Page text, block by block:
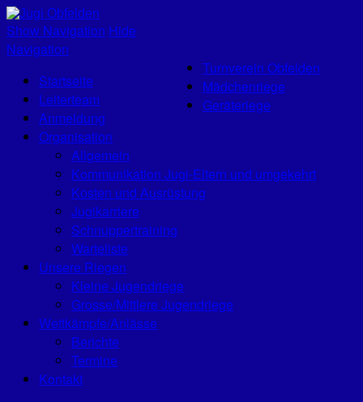
Turnverein Obfelden
Mädchenriege
Geräteriege
Show Navigation Hide
Navigation
Startseite
Leiterteam
Anmeldung
Organisation
Allgemein
Kommunikation Jugi-Eltern und umgekehrt
Kosten und Ausrüstung
Jugikarriere
Schnuppertraining
Warteliste
Unsere Riegen
Kleine Jugendriege
Grosse/Mittlere Jugendriege
Wettkämpfe/Anlässe
Berichte
Termine
Kontakt